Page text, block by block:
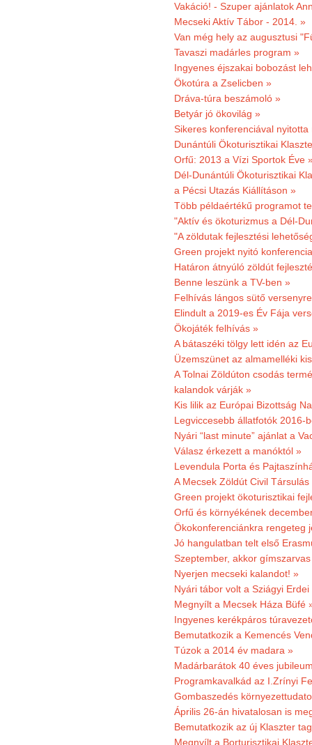
Vakáció! - Szuper ajánlatok
Mecseki Aktív Tábor - 2014. »
Van még hely az augusztusi
Tavaszi madárles program »
Ingyenes éjszakai bobozást
Ökotúra a Zselicben »
Dráva-túra beszámoló »
Betyár jó ökovilág »
Sikeres konferenciával
Dunántúli Ökoturisztikai
Orfű: 2013 a Vízi Sportok Éve
Dél-Dunántúli Ökoturisztikai
a Pécsi Utazás Kiállításon »
Több példaértékű programot
"Aktív és ökoturizmus a Dél-
"A zöldutak fejlesztési
Green projekt nyitó
Határon átnyúló zöldút
Benne leszünk a TV-ben »
Felhívás lángos sütő
Elindult a 2019-es Év Fája
Ökojáték felhívás »
A bátaszéki tölgy lett idén az
Üzemszünet az almamelléki
A Tolnai Zöldúton csodás
kalandok várják »
Kis lilik az Európai Bizottság
Legviccesebb állatfotók 2016-
Nyári “last minute” ajánlat a
Válasz érkezett a manóktól »
Levendula Porta és
A Mecsek Zöldút Civil
Green projekt ökoturisztikai
Orfű és környékének
Ökokonferenciánkra rengeteg
Jó hangulatban telt első
Szeptember, akkor
Nyerjen mecseki kalandot! »
Nyári tábor volt a Sziágyi
Megnyílt a Mecsek Háza Büfé
Ingyenes kerékpáros
Bemutatkozik a Kemencés
Túzok a 2014 év madara »
Madárbarátok 40 éves
Programkavalkád az I.Zrínyi
Gombaszedés
Április 26-án hivatalosan is
Bemutatkozik az új Klaszter
Megnyílt a Borturisztikai